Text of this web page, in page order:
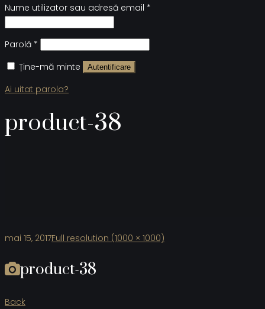
Nume utilizator sau adresă email *
Parolă *
Ține-mă minte
Autentificare
Ai uitat parola?
product-38
mai 15, 2017Full resolution (1000 × 1000)
product-38
Back